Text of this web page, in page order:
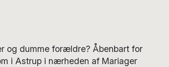
og dumme forældre? Åbenbart for
i Astrup i nærheden af Mariager